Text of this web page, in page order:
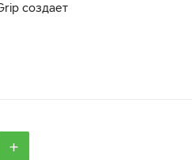
создает
на
+